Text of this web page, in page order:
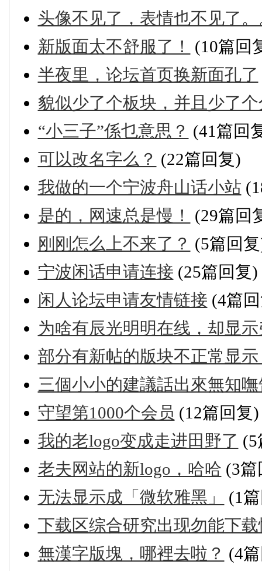
头像不见了，表情也不见了
新版面太不舒服了！
(10篇回
半夜里，论坛首页换新面孔了
貌似少了个板块，并且少了
“小三子”係乜意思？ (41篇回
可以改名字么？ (22篇回复)
我做的一个宁波舟山话小站
是的，网速总是慢！
(29篇回
刚刚怎么上不来了？ (5篇回
宁波闲话申请连接 (25篇回复)
闲人论坛申请友情链接 (4篇
为啥有辰光明明在线，却显
部分有新帖的版块不正常显
三個小小的建議話出來無知
守望第1000个会员 (12篇回复)
我的老logo变成走进田野了 (5
老夫网站的新logo，哈哈 (3篇
无法显示成「微软雅黑」
(1
下载区综合研究出现勿能下
無漢字版塊，哪裡去啦？ (4